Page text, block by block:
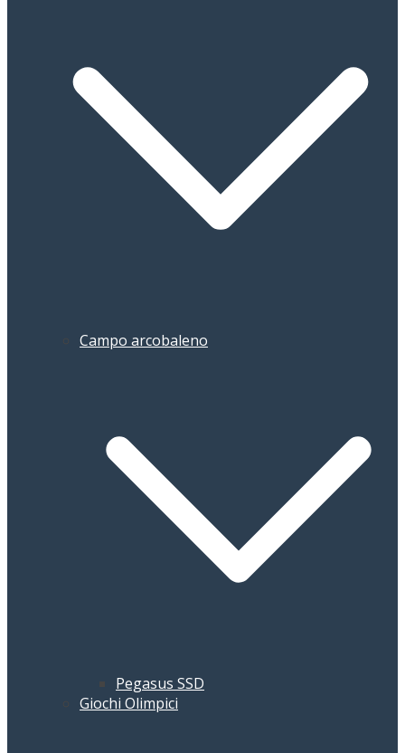
Campo arcobaleno
Pegasus SSD
Giochi Olimpici